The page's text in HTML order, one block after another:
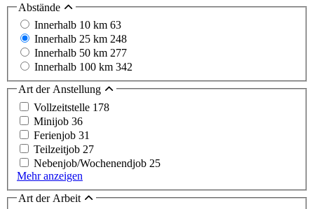
Abstände
Innerhalb 10 km 63
Innerhalb 25 km 248
Innerhalb 50 km 277
Innerhalb 100 km 342
Art der Anstellung
Vollzeitstelle 178
Minijob 36
Ferienjob 31
Teilzeitjob 27
Nebenjob/Wochenendjob 25
Mehr anzeigen
Art der Arbeit